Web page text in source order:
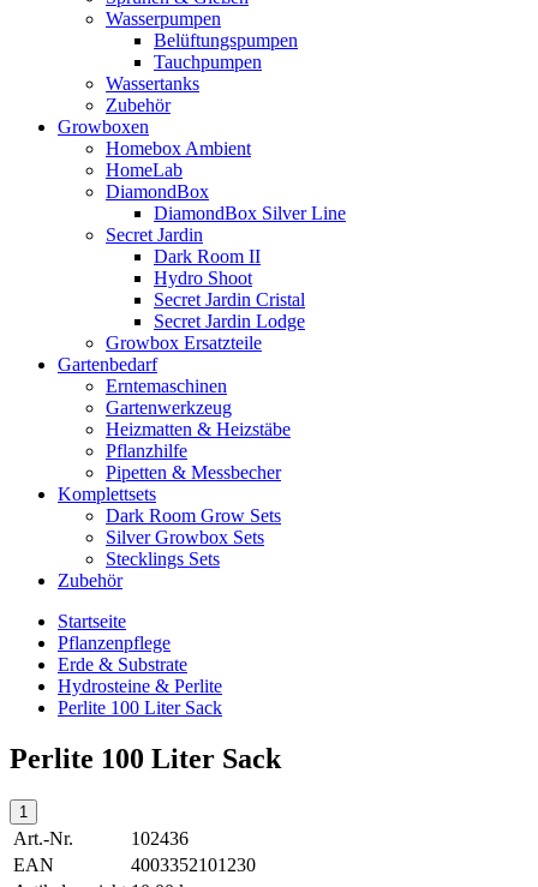
Wasserpumpen
Belüftungspumpen
Tauchpumpen
Wassertanks
Zubehör
Growboxen
Homebox Ambient
HomeLab
DiamondBox
DiamondBox Silver Line
Secret Jardin
Dark Room II
Hydro Shoot
Secret Jardin Cristal
Secret Jardin Lodge
Growbox Ersatzteile
Gartenbedarf
Erntemaschinen
Gartenwerkzeug
Heizmatten & Heizstäbe
Pflanzhilfe
Pipetten & Messbecher
Komplettsets
Dark Room Grow Sets
Silver Growbox Sets
Stecklings Sets
Zubehör
Startseite
Pflanzenpflege
Erde & Substrate
Hydrosteine & Perlite
Perlite 100 Liter Sack
Perlite 100 Liter Sack
Art.-Nr.
102436
EAN
4003352101230